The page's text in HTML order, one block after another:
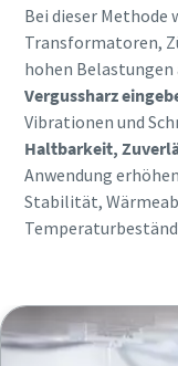
Bei dieser
Transformatoren,
hohen
Vergussharz
Vibrationen und
Haltbarkeit,
Anwendung
Stabilität,